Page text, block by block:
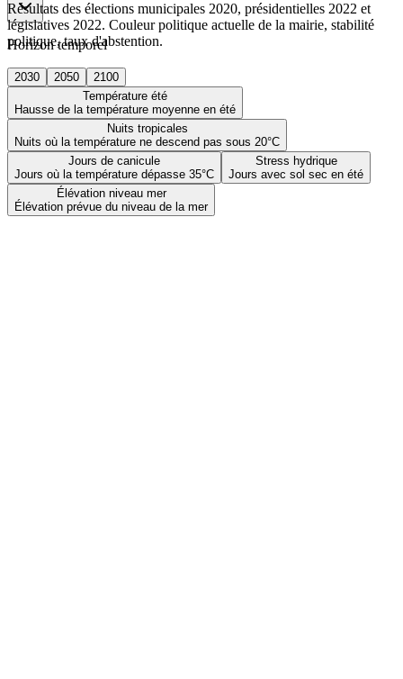
Horizon temporel
2030 2050
2100
Température été
Hausse de la température moyenne en été
Nuits tropicales
Nuits où la température ne descend pas sous 20°C
Jours de canicule
Jours où la température dépasse 35°C
Stress hydrique
Jours avec sol sec en été
Élévation niveau mer
Élévation prévue du niveau de la mer
Résultats des élections municipales 2020, présidentielles 2022 et
législatives 2022. Couleur politique actuelle de la mairie, stabilité
politique, taux d'abstention.